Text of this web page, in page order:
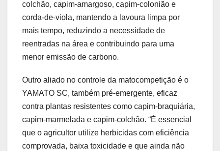
colchão, capim-amargoso, capim-colonião e
corda-de-viola, mantendo a lavoura limpa por
mais tempo, reduzindo a necessidade de
reentradas na área e contribuindo para uma
menor emissão de carbono.
Outro aliado no controle da matocompetição é o
YAMATO SC, também pré-emergente, eficaz
contra plantas resistentes como capim-braquiária,
capim-marmelada e capim-colchão. “É essencial
que o agricultor utilize herbicidas com eficiência
comprovada, baixa toxicidade e que ainda não